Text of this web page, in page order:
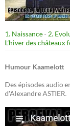
1. Naissance- 2.
L’hiver des châteaux
Humour Kaamelott
Des épisodes audio
d'Alexandre ASTIER.